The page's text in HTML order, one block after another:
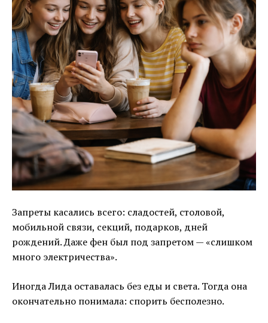
Запреты касались всего: сладостей, столовой,
мобильной связи, секций, подарков, дней
рождений. Даже фен был под запретом — «слишком
много электричества».
Иногда Лида оставалась без еды и света. Тогда она
окончательно понимала: спорить бесполезно.